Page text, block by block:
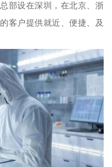
部设在深圳，在北京、浙
客户提供就近、便捷、及